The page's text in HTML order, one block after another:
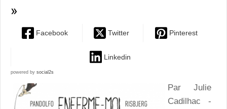
»
Facebook Twitter Pinterest
Linkedin
powered by social2s
Par Julie
Cadilhac -